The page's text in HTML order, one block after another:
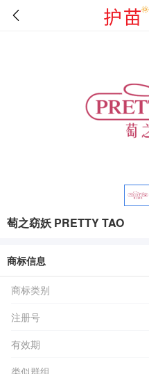
萄之窈妖 PRETTY TAO
商标信息
商标类别
注册号
有效期
类似群组